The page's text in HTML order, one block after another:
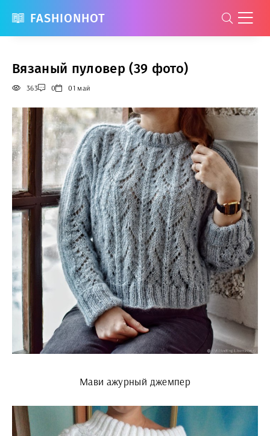
FASHIONHOT
Вязаный пуловер (39 фото)
363 0 01 май
Мави ажурный джемпер